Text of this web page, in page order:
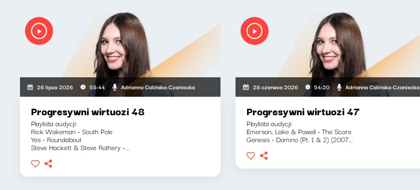
26 lipca 2026 55:44 Adrianna Calińska-Czaniecka
Progresywni wirtuozi 48
Playlista audycji:
Rick Wakeman - South Pole
Yes - Roundabout
Steve Hackett & Steve Rothery -...
28 czerwca 2026 54:20 Adrianna Calińska-Czaniecka
Progresywni wirtuozi 47
Playlista audycji:
Emerson, Lake & Powell - The Score
Genesis - Domino (Pt. 1 & 2) (2007...